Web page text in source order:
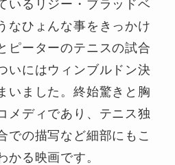
いるリジー・ブラッドベ
なひょんな事をきっかけ
ピーターのテニスの試合
いにはウィンブルドン決
いました。終始驚きと胸
メディであり、テニス独
での描写など細部にもこ
かる映画です。